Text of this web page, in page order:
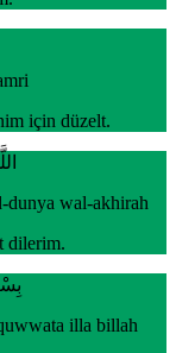
için düzelt.
wal-akhirah
dilerim.
illa billah